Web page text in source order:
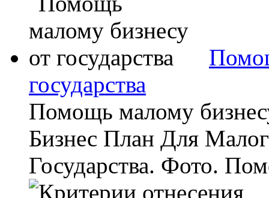
государства
Помощь малому
Бизнес План Для
Государства. Фото.